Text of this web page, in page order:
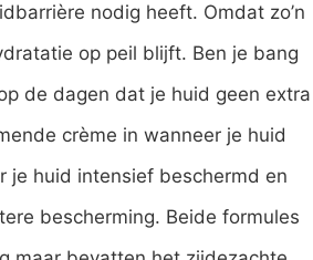
nodig heeft. Omdat zo’n
op peil blijft. Ben je bang
de dagen dat je huid geen extra
crème in wanneer je huid
je huid intensief beschermd en
bescherming. Beide formules